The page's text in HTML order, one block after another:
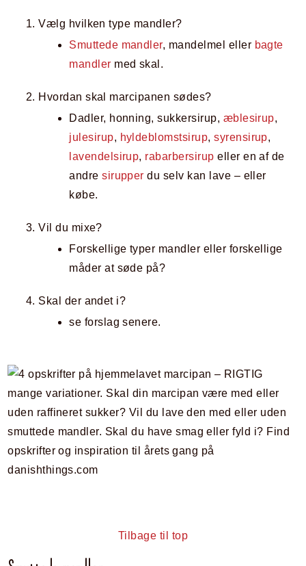
Vælg hvilken type mandler?
Smuttede mandler, mandelmel eller bagte
mandler med skal.
Hvordan skal marcipanen sødes?
Dadler, honning, sukkersirup, æblesirup,
julesirup, hyldeblomstsirup,syrensirup,
lavendelsirup, rabarbersirup eller en af de
andresirupper du selv kan lave – eller
købe.
Vil du mixe?
Forskellige typer mandler eller forskellige
måder at søde på?
Skal der andet i?
se forslag senere.
Tilbage til top